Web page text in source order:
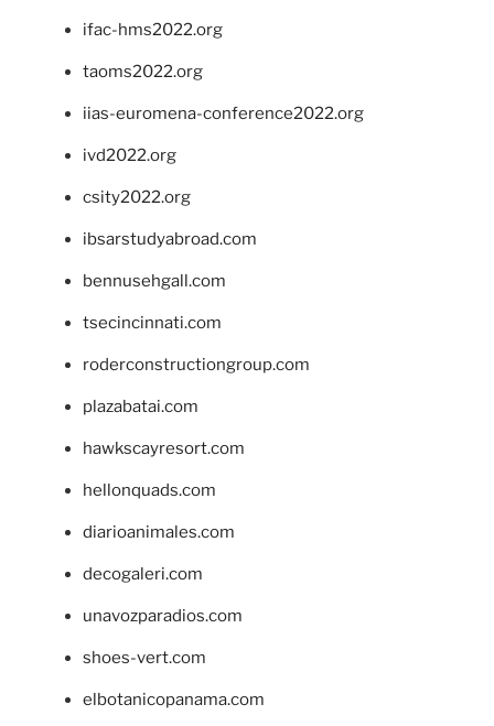
ifac-hms2022.org
taoms2022.org
iias-euromena-conference2022.org
ivd2022.org
csity2022.org
ibsarstudyabroad.com
bennusehgall.com
tsecincinnati.com
roderconstructiongroup.com
plazabatai.com
hawkscayresort.com
hellonquads.com
diarioanimales.com
decogaleri.com
unavozparadios.com
shoes-vert.com
elbotanicopanama.com